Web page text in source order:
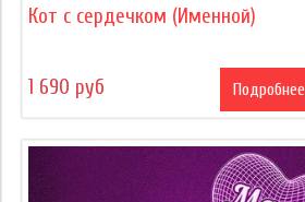
Кот с сердечком (Именной)
1 690 руб Подробнее